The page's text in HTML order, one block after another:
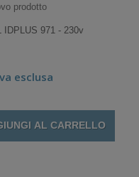
prodotto
IDPLUS 971 - 230v
esclusa
AL CARRELLO